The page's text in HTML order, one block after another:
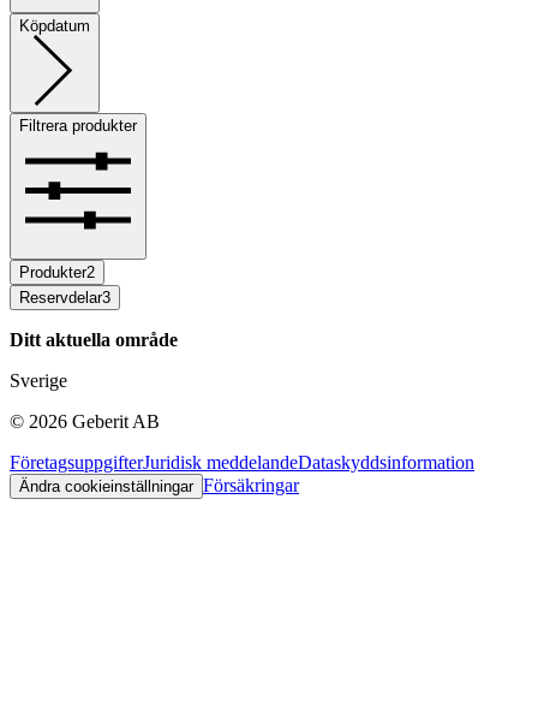
Köpdatum
Filtrera produkter
Produkter2
Reservdelar3
Ditt aktuella område
Sverige
© 2026 Geberit AB
FöretagsuppgifterJuridisk meddelandeDataskyddsinformation
Ändra cookieinställningar Försäkringar